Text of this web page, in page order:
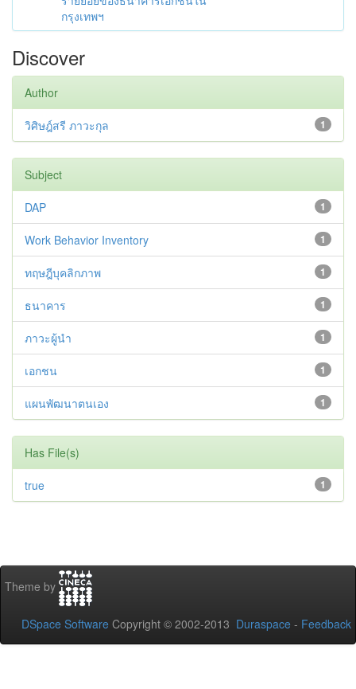
กรุงเทพฯ
Discover
Author
1
วิศิษฎ์สรี ภาวะกุล
Subject
1
DAP
1
Work Behavior Inventory
1
ทฤษฎีบุคลิกภาพ
1
ธนาคาร
1
ภาวะผู้นำ
1
เอกชน
1
แผนพัฒนาตนเอง
Has File(s)
1
true
Theme by
DSpace Software Copyright © 2002-2013 Duraspace - Feedback